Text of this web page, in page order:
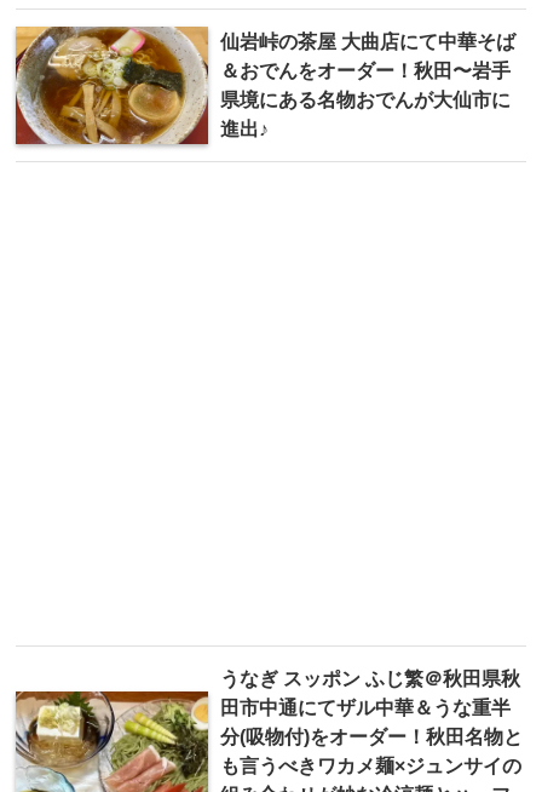
仙岩峠の茶屋 大曲店にて中華そば
＆おでんをオーダー！秋田〜岩手
県境にある名物おでんが大仙市に
進出♪
うなぎ スッポン ふじ繁＠秋田県秋
田市中通にてザル中華＆うな重半
分(吸物付)をオーダー！秋田名物と
も言うべきワカメ麺×ジュンサイの